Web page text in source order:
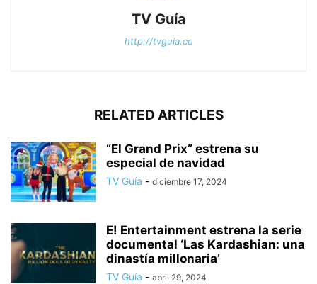
TV Guía
http://tvguia.co
RELATED ARTICLES
“El Grand Prix” estrena su
especial de navidad
TV Guía - diciembre 17, 2024
E! Entertainment estrena la serie
documental ‘Las Kardashian: una
dinastía millonaria’
TV Guía - abril 29, 2024